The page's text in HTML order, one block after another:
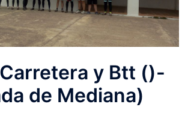
y Btt ()-
de Mediana)